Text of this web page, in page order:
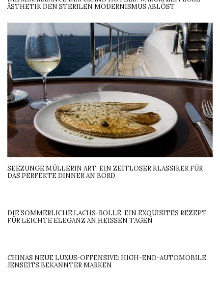
ÄSTHETIK DEN STERILEN MODERNISMUS ABLÖST
SEEZUNGE MÜLLERIN ART: EIN ZEITLOSER KLASSIKER FÜR
DAS PERFEKTE DINNER AN BORD
DIE SOMMERLICHE LACHS-ROLLE: EIN EXQUISITES REZEPT
FÜR LEICHTE ELEGANZ AN HEISSEN TAGEN
CHINAS NEUE LUXUS-OFFENSIVE: HIGH-END-AUTOMOBILE
JENSEITS BEKANNTER MARKEN